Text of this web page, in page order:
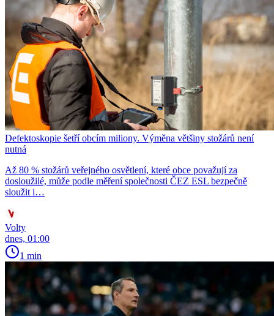
Defektoskopie šetří obcím miliony. Výměna většiny stožárů není
nutná
Až 80 % stožárů veřejného osvětlení, které obce považují za
dosloužilé, může podle měření společnosti ČEZ ESL bezpečně
sloužit i…
Volty
dnes, 01:00
1 min